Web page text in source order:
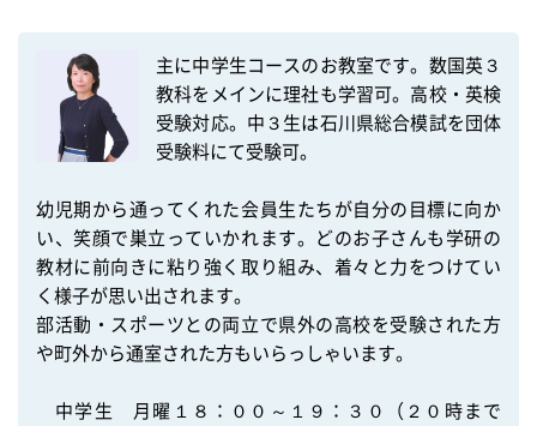
主に中学生コースのお教室です。数国英３
教科をメインに理社も学習可。高校・英検
受験対応。中３生は石川県総合模試を団体
受験料にて受験可。
幼児期から通ってくれた会員生たちが自分の目標に向か
い、笑顔で巣立っていかれます。どのお子さんも学研の
教材に前向きに粘り強く取り組み、着々と力をつけてい
く様子が思い出されます。
部活動・スポーツとの両立で県外の高校を受験された方
や町外から通室された方もいらっしゃいます。
中学生　月曜１８：００～１９：３０（２０時まで